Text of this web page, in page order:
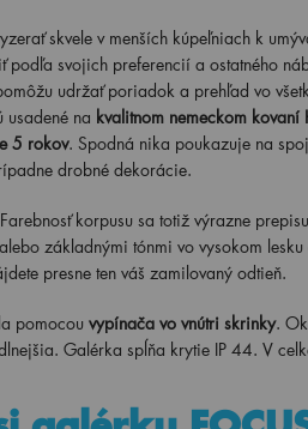
skvele v menších kúpeľniach k
svojich preferencií a ostatného
udržať poriadok a prehľad vo
na kvalitnom nemeckom kovaní
5 rokov. Spodná nika poukazuje na
drobné dekorácie.
korpusu sa totiž výrazne
základnými tónmi vo vysokom
presne ten váš zamilovaný odtieň.
pomocou vypínača vo vnútri skrinky.
Galérka spĺňa krytie IP 44. V